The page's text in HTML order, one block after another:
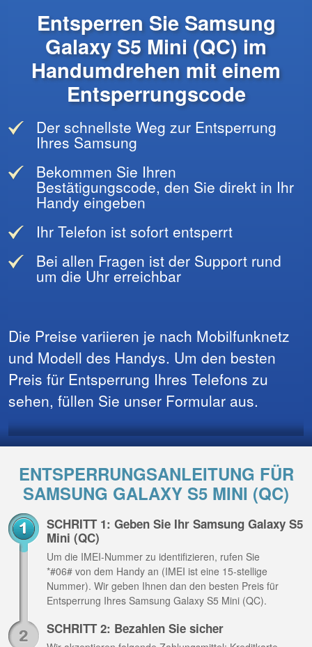
Entsperren Sie Samsung
Galaxy S5 Mini (QC) im
Handumdrehen mit einem
Entsperrungscode
Der schnellste Weg zur Entsperrung
Ihres Samsung
Bekommen Sie Ihren
Bestätigungscode, den Sie direkt in Ihr
Handy eingeben
Ihr Telefon ist sofort entsperrt
Bei allen Fragen ist der Support rund
um die Uhr erreichbar
Die Preise variieren je nach Mobilfunknetz
und Modell des Handys. Um den besten
Preis für Entsperrung Ihres Telefons zu
sehen, füllen Sie unser Formular aus.
ENTSPERRUNGSANLEITUNG FÜR
SAMSUNG GALAXY S5 MINI (QC)
SCHRITT 1: Geben Sie Ihr Samsung Galaxy S5
Mini (QC)
Um die IMEI-Nummer zu identifizieren, rufen Sie
*#06# von dem Handy an (IMEI ist eine 15-stellige
Nummer). Wir geben Ihnen dan den besten Preis für
Entsperrung Ihres Samsung Galaxy S5 Mini (QC).
SCHRITT 2: Bezahlen Sie sicher